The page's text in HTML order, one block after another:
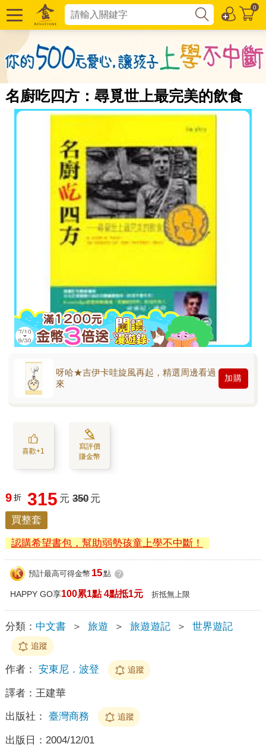
0
名廚吃四方：尋覓世上最完美的飲食
呀哈★吉伊卡哇旋風再起，精選周邊看過
來
加購
喜歡+1
寫評價
賺金幣
9 折 315 元 350 元
買整套
認購希望書包，幫助弱勢孩童上學不中斷！
預計最高可得金幣 15點 ?
HAPPY GO享100累1點 4點抵1元 折抵無上限
分類： 中文書 ＞ 旅遊 ＞ 旅遊遊記 ＞ 世界遊記
追蹤
作者： 安東尼．波登 追蹤
譯者： 王建華
出版社： 臺灣商務 追蹤
出版日： 2004/12/01